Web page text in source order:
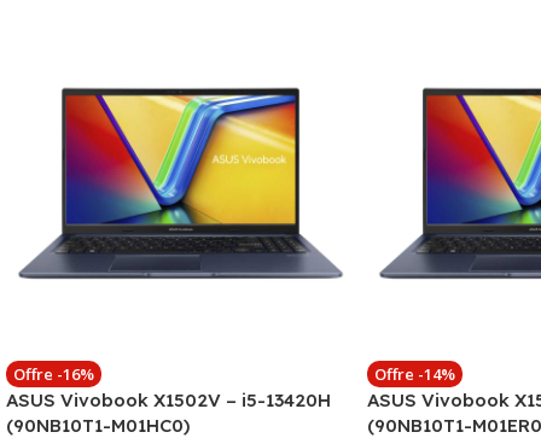
Offre -16%
ASUS Vivobook X1502V – i5-13420H
(90NB10T1-M01HC0)
Offre -14%
ASUS Vivobook
(90NB10T1-